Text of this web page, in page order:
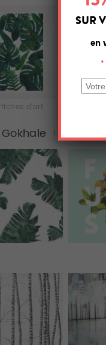
d'art
Tous (77)